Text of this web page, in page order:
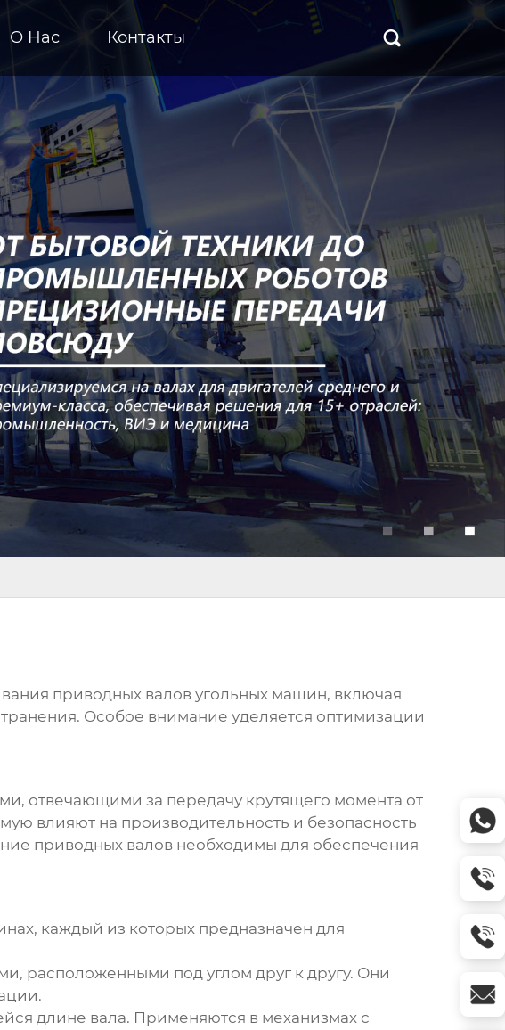
О Hас Контакты 
приводных валов угольных машин, включая
Особое внимание уделяется оптимизации
отвечающими за передачу крутящего момента от
влияют на производительность и безопасность
приводных валовнеобходимы для обеспечения
каждый из которых предназначен для
расположенными под углом друг к другу. Они
длине вала. Применяются в механизмах с